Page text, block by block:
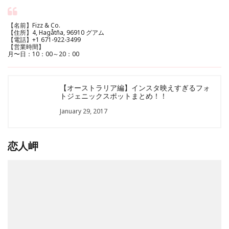
【名前】Fizz & Co.
【住所】4, Hagåtña, 96910 グアム
【電話】+1 671-922-3499
【営業時間】
月〜日：10：00～20：00
【オーストラリア編】インスタ映えすぎるフォ
トジェニックスポットまとめ！！
January 29, 2017
恋人岬